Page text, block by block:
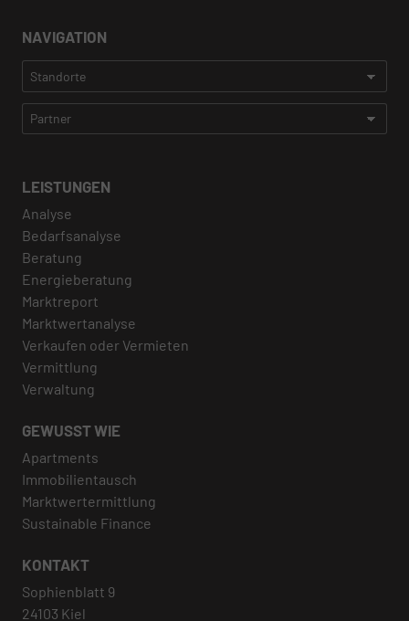
NAVIGATION
LEISTUNGEN
Analyse
Bedarfsanalyse
Beratung
Energieberatung
Marktreport
Marktwertanalyse
Verkaufen oder Vermieten
Vermittlung
Verwaltung
GEWUSST WIE
Apartments
Immobilientausch
Marktwertermittlung
Sustainable Finance
KONTAKT
Sophienblatt 9
24103 Kiel